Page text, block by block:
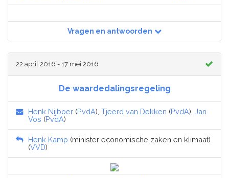
Vragen en antwoorden
22 april 2016 - 17 mei 2016
De waardedalingsregeling
Henk Nijboer (PvdA), Tjeerd van Dekken (PvdA), Jan
Vos (PvdA)
Henk Kamp (minister economische zaken en klimaat)
(VVD)